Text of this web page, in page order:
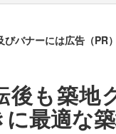
バナーには広告（PR
後も築
最適な